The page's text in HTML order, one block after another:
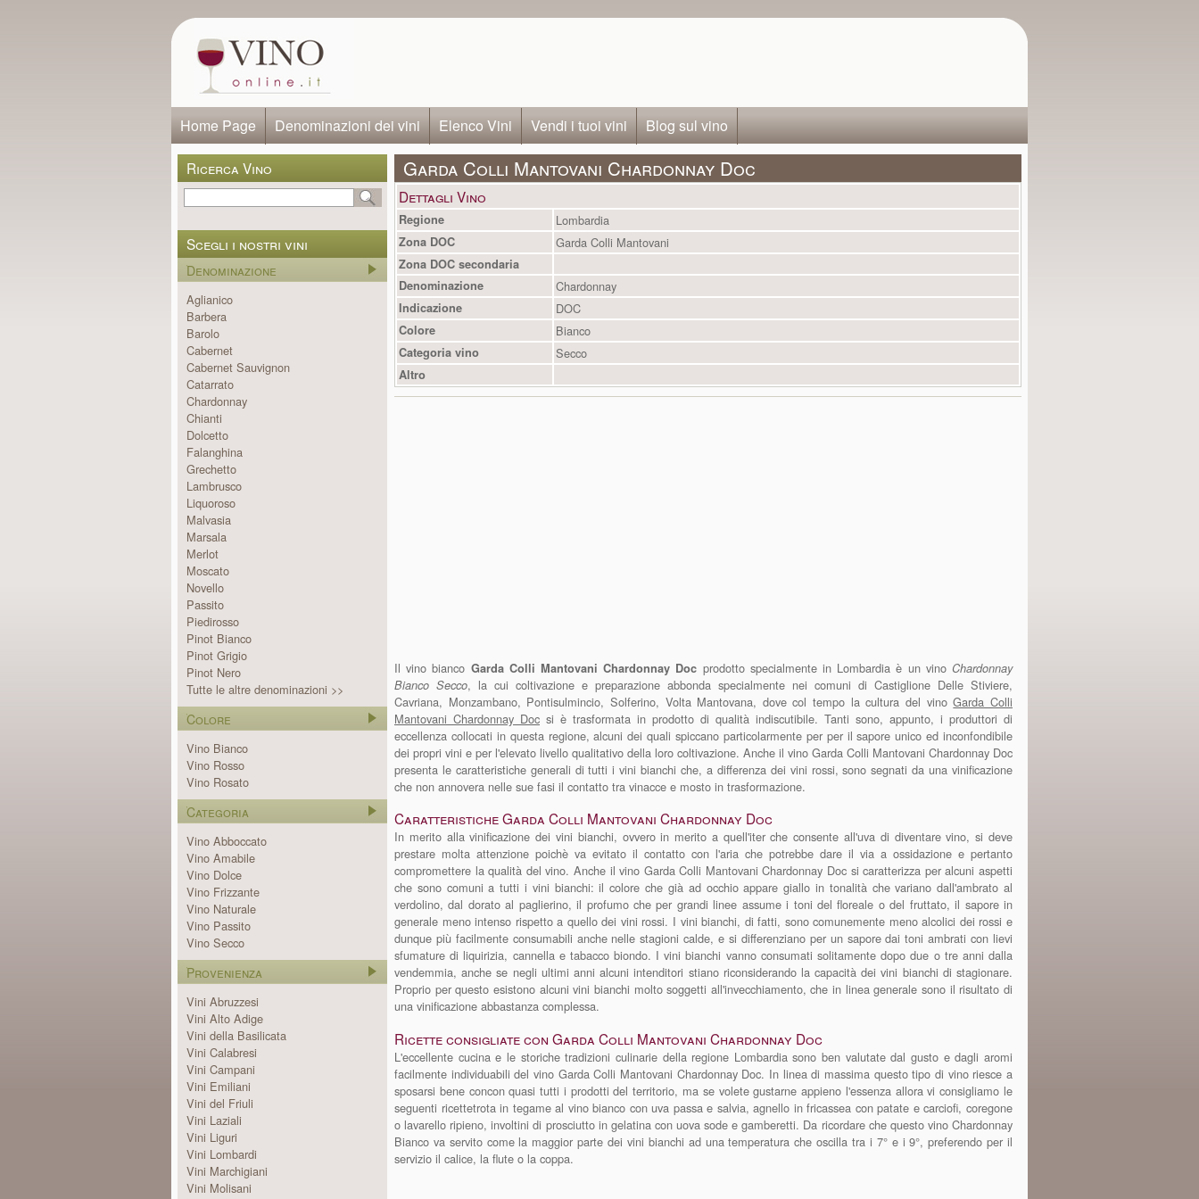
Home Page Denominazioni dei vini Elenco Vini Vendi i tuoi vini Blog sul vino
Ricerca Vino
Scegli i nostri vini
Denominazione
Aglianico
Barbera
Barolo
Cabernet
Cabernet Sauvignon
Catarrato
Chardonnay
Chianti
Dolcetto
Falanghina
Grechetto
Lambrusco
Liquoroso
Malvasia
Marsala
Merlot
Moscato
Novello
Passito
Piedirosso
Pinot Bianco
Pinot Grigio
Pinot Nero
Tutte le altre denominazioni >>
Colore
Vino Bianco
Vino Rosso
Vino Rosato
Categoria
Vino Abboccato
Vino Amabile
Vino Dolce
Vino Frizzante
Vino Naturale
Vino Passito
Vino Secco
Provenienza
Vini Abruzzesi
Vini Alto Adige
Vini della Basilicata
Vini Calabresi
Vini Campani
Vini Emiliani
Vini del Friuli
Vini Laziali
Vini Liguri
Vini Lombardi
Vini Marchigiani
Vini Molisani
Garda Colli Mantovani Chardonnay Doc
Dettagli Vino
Regione Lombardia
Zona DOC Garda Colli Mantovani
Zona DOC secondaria
Denominazione
Chardonnay
Indicazione DOC
Colore Bianco
Categoria vino Secco
Altro
Il vino bianco Garda Colli Mantovani Chardonnay Doc prodotto specialmente in Lombardia è un vinoChardonnay
Bianco Secco, la cui coltivazione e preparazione abbonda specialmente nei comuni di Castiglione Delle Stiviere,
Cavriana, Monzambano, Pontisulmincio, Solferino, Volta Mantovana, dove col tempo la cultura del vinoGarda Colli
Mantovani Chardonnay Doc si è trasformata in prodotto di qualità indiscutibile. Tanti sono, appunto, i produttori di
eccellenza collocati in questa regione, alcuni dei quali spiccano particolarmente per per il sapore unico ed inconfondibile
dei propri vini e per l'elevato livello qualitativo della loro coltivazione. Anche il vino Garda Colli Mantovani Chardonnay Doc
presenta le caratteristiche generali di tutti i vini bianchi che, a differenza dei vini rossi, sono segnati da una vinificazione
che non annovera nelle sue fasi il contatto tra vinacce e mosto in trasformazione.
Caratteristiche Garda Colli Mantovani Chardonnay Doc
In merito alla vinificazione dei vini bianchi, ovvero in merito a quell'iter che consente all'uva di diventare vino, si deve
prestare molta attenzione poichè va evitato il contatto con l'aria che potrebbe dare il via a ossidazione e pertanto
compromettere la qualità del vino. Anche il vino Garda Colli Mantovani Chardonnay Doc si caratterizza per alcuni aspetti
che sono comuni a tutti i vini bianchi: il colore che già ad occhio appare giallo in tonalità che variano dall'ambrato al
verdolino, dal dorato al paglierino, il profumo che per grandi linee assume i toni del floreale o del fruttato, il sapore in
generale meno intenso rispetto a quello dei vini rossi. I vini bianchi, di fatti, sono comunemente meno alcolici dei rossi e
dunque più facilmente consumabili anche nelle stagioni calde, e si differenziano per un sapore dai toni ambrati con lievi
sfumature di liquirizia, cannella e tabacco biondo. I vini bianchi vanno consumati solitamente dopo due o tre anni dalla
vendemmia, anche se negli ultimi anni alcuni intenditori stiano riconsiderando la capacità dei vini bianchi di stagionare.
Proprio per questo esistono alcuni vini bianchi molto soggetti all'invecchiamento, che in linea generale sono il risultato di
una vinificazione abbastanza complessa.
Ricette consigliate con Garda Colli Mantovani Chardonnay Doc
L'eccellente cucina e le storiche tradizioni culinarie della regione Lombardia sono ben valutate dal gusto e dagli aromi
facilmente individuabili del vino Garda Colli Mantovani Chardonnay Doc. In linea di massima questo tipo di vino riesce a
sposarsi bene concon quasi tutti i prodotti del territorio, ma se volete gustarne appieno l'essenza allora vi consigliamo le
seguenti ricettetrota in tegame al vino bianco con uva passa e salvia, agnello in fricassea con patate e carciofi, coregone
o lavarello ripieno, involtini di prosciutto in gelatina con uova sode e gamberetti. Da ricordare che questo vino Chardonnay
Bianco va servito come la maggior parte dei vini bianchi ad una temperatura che oscilla tra i 7° e i 9°, preferendo per il
servizio il calice, la flute o la coppa.